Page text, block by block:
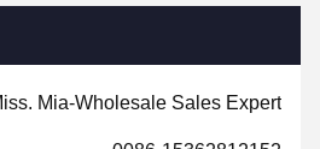
Mia-Wholesale Sales Expert